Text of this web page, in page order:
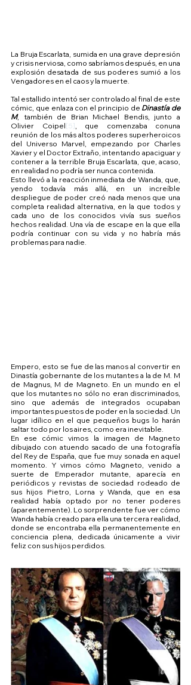
La Bruja Escarlata, sumida en una grave depresión
y crisis nerviosa, como sabríamos después, en una
explosión desatada de sus poderes sumió a los
Vengadores en el caos y la muerte.
Tal estallido intentó ser controlado al final de este
cómic, que enlaza con el principio de Dinastía de
M, también de Brian Michael Bendis, junto a
Olivier Coipel[5] , que comenzaba conuna
reunión de los más altos poderes superheroicos
del Universo Marvel, empezando por Charles
Xavier y el Doctor Extraño, intentando apaciguar y
contener a la terrible Bruja Escarlata, que, acaso,
en realidad no podría ser nunca contenida.
Esto llevó a la reacción inmediata de Wanda, que,
yendo todavía más allá, en un increíble
despliegue de poder creó nada menos que una
completa realidad alternativa, en la que todos y
cada uno de los conocidos vivía sus sueños
hechos realidad. Una vía de escape en la que ella
podría continuar con su vida y no habría más
problemas para nadie.
Empero, esto se fue de las manos al convertir en
Dinastía gobernante de los mutantes a la de M. M
de Magnus, M de Magneto. En un mundo en el
que los mutantes no sólo no eran discriminados,
sino que además de integrados ocupaban
importantes puestos de poder en la sociedad. Un
lugar idílico en el que pequeños bugs lo harán
saltar todo por los aires, como era inevitable.
En ese cómic vimos la imagen de Magneto
dibujado con atuendo sacado de una fotografía
del Rey de España, que fue muy sonada en aquel
momento. Y vimos cómo Magneto, venido a
suerte de Emperador mutante, aparecía en
periódicos y revistas de sociedad rodeado de
sus hijos Pietro, Lorna y Wanda, que en esa
realidad había optado por no tener poderes
(aparentemente). Lo sorprendente fue ver cómo
Wanda había creado para ella una tercera realidad,
donde se encontraba ella permanentemente en
conciencia plena, dedicada únicamente a vivir
feliz con sus hijos perdidos.